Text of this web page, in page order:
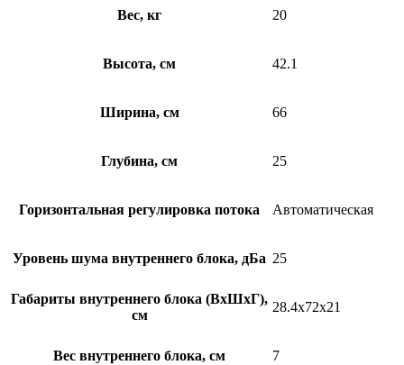
Вес, кг 20
Высота, см 42.1
Ширина, см 66
Глубина, см 25
Горизонтальная регулировка потока Автоматическая
Уровень шума внутреннего блока, дБа 25
Габариты внутреннего блока (ВхШхГ),
см
28.4x72x21
Вес внутреннего блока, см 7